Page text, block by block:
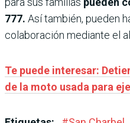
777. Así también, pueden
colaboración mediante el
Te puede interesar:
de la moto usada para